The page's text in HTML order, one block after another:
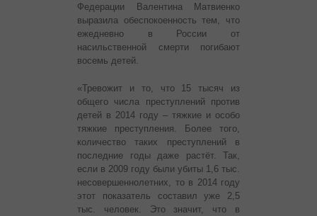
Федерации Валентина Матвиенко
выразила обеспокоенность тем, что
ежедневно в России от
насильственной смерти погибают
восемь детей.
«Тревожит и то, что 15 тысяч из
общего числа преступлений против
детей в 2014 году – тяжкие и особо
тяжкие преступления. Более того,
количество таких преступлений в
последние годы даже растёт. Так,
если в 2009 году были убиты 1,6 тыс.
несовершеннолетних, то в 2014 году
этот показатель составил уже 2,5
тыс. человек. Это значит, что в